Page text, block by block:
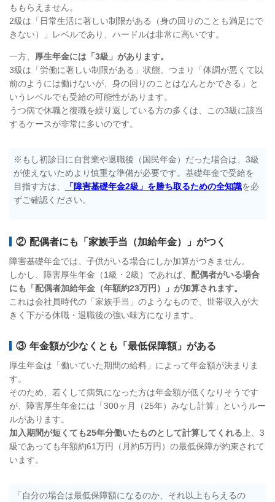
ももらえません。
2級は「日常生活に著しい制限がある（身の回りのことも満足にで
きない）」レベルであり、ハードルは非常に高いです。
一方、 厚生年金には「3級」があります。
3級は「労働に著しい制限がある」状態、つまり「体調が悪くて以
前のようには働けないが、身の回りのことはなんとかできる」と
いうレベルでも受給の可能性があります。
うつ病で休職と復職を繰り返している方の多くは、この3級に該当
するケースが非常に多いのです。
※もし初診日に自営業や退職後（国民年金）だった場合は、3級
が使えないためより慎重な準備が必要です。基礎年金で受給を
目指す方は、
「障害基礎年金2級」を勝ち取るための全知識を必
ずご確認ください。
② 配偶者にも「家族手当（加給年金）」がつく
障害基礎年金では、子供がいる場合にしか加算がつきません。
しかし、障害厚生年金（1級・2級）であれば、 配偶者がいる場合
にも「配偶者加給年金（年額約23万円）」が加算されます。
これは会社員時代の「家族手当」のようなもので、世帯収入が大
きく下がる休職・退職後の強い味方になります。
③ 年金額が少なくとも「最低保障額」がある
厚生年金は「働いていた期間の給料」によって年金額が決まりま
す。
そのため、若くして病気になった方は年金額が低くなりそうです
が、障害厚生年金には「300ヶ月（25年）みなし計算」というルー
ルがあります。
加入期間が短くても25年分働いたものとして計算してくれる 上、3
級であっても年額約61万円（月約5万円）の最低保障が約束されて
います。
「自分の場合は最低保障額になるのか、それ以上もらえるの